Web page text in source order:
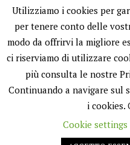
ISCRIVITI
Utilizziamo i cookies per
per tenere conto delle
modo da offrirvi la migliore
ci riserviamo di utilizzare
più consulta le nostre
Continuando a navigare sul
i cookies.
Cookie settings